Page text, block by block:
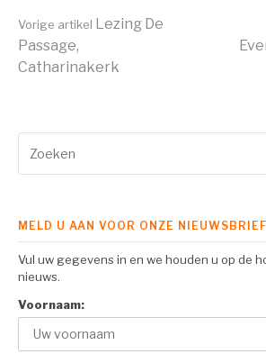
Verder
Vorige artikel Lezing De
Passage,
Catharinakerk
naar:
MELD U AAN VOOR ONZE NIEUWSBRIEF
Vul uw gegevens in en we houden u op de
nieuws.
Voornaam: